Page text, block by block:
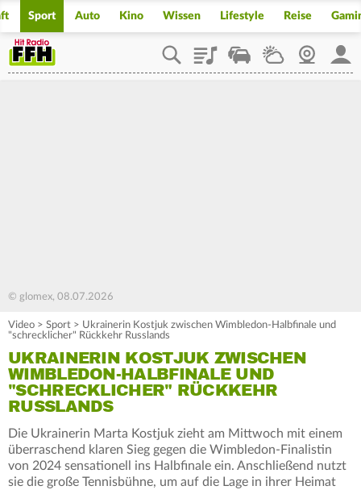
Sport Auto Kino Wissen Lifestyle Reise
PlaylistStaupilotWetterWebcam
© glomex, 08.07.2026
Video > Sport > Ukrainerin Kostjuk zwischen Wimbledon-Halbfinale und
"schrecklicher" Rückkehr Russlands
UKRAINERIN KOSTJUK ZWISCHEN
WIMBLEDON-HALBFINALE UND
"SCHRECKLICHER" RÜCKKEHR
RUSSLANDS
Die Ukrainerin Marta Kostjuk zieht am Mittwoch mit einem
überraschend klaren Sieg gegen die Wimbledon-Finalistin
von 2024 sensationell ins Halbfinale ein. Anschließend nutzt
sie die große Tennisbühne, um auf die Lage in ihrer Heimat